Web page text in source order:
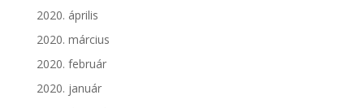
2020. április
2020. március
2020. február
2020. január